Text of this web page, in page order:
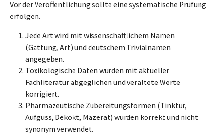
Vor der Veröffentlichung sollte eine systematische Prüfung
erfolgen.
Jede Art wird mit wissenschaftlichem Namen
(Gattung, Art) und deutschem Trivialnamen
angegeben.
Toxikologische Daten wurden mit aktueller
Fachliteratur abgeglichen und veraltete Werte
korrigiert.
Pharmazeutische Zubereitungsformen (Tinktur,
Aufguss, Dekokt, Mazerat) wurden korrekt und nicht
synonym verwendet.